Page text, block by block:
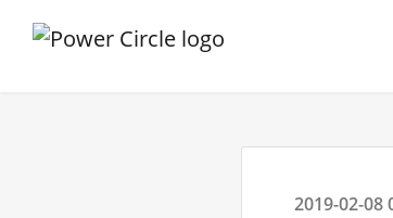
2019-02-08